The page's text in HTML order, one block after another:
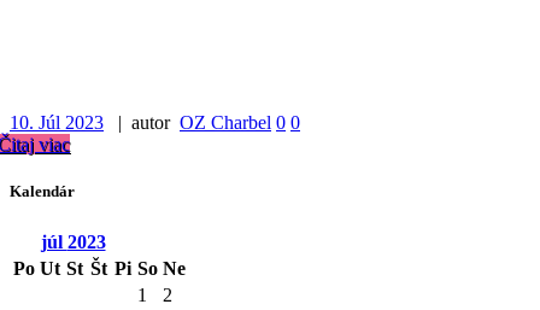
10. Júl 2023 | autor OZ Charbel 0 0
viac
Kalendár
júl 2023
Po Ut St Št Pi So Ne
1
2